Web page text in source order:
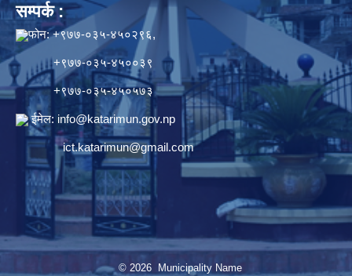
सम्पर्क :
फोन: +९७७-०३५-४५०२९६,
+९७७-०३५-४५००३९
+९७७-०३५-४५०५७३
ईमेल: info@katarimun.gov.np
ict.katarimun@gmail.com
© 2026 Municipality Name